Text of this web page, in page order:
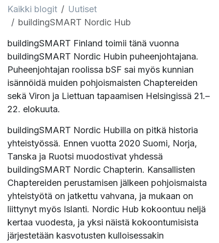
Kaikki blogit
Uutiset
buildingSMART Nordic Hub
buildingSMART Finland toimii tänä vuonna
buildingSMART Nordic Hubin puheenjohtajana.
Puheenjohtajan roolissa bSF sai myös kunnian
isännöidä muiden pohjoismaisten Chaptereiden
sekä Viron ja Liettuan tapaamisen Helsingissä 21.–
22. elokuuta.
buildingSMART Nordic Hubilla on pitkä historia
yhteistyössä. Ennen vuotta 2020 Suomi, Norja,
Tanska ja Ruotsi muodostivat yhdessä
buildingSMART Nordic Chapterin. Kansallisten
Chaptereiden perustamisen jälkeen pohjoismaista
yhteistyötä on jatkettu vahvana, ja mukaan on
liittynyt myös Islanti. Nordic Hub kokoontuu neljä
kertaa vuodesta, ja yksi näistä kokoontumisista
järjestetään kasvotusten kulloisessakin